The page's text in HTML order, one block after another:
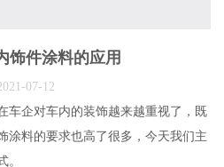
饰件涂料的应用
07-12
企对车内的装饰越来越重视了，既
涂料的要求也高了很多，今天我们主
。